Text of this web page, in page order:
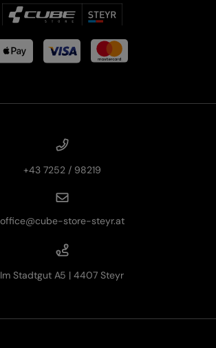
+43 7252 / 98219
office@cube-store-steyr.at
Im Stadtgut A5 | 4407 Steyr